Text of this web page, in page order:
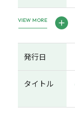
VIEW MORE
発行日
タイトル